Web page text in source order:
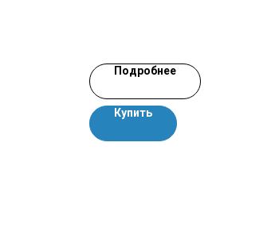
Подробнее
Купить